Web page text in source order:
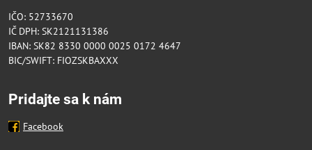
IČO: 52733670
IČ DPH: SK2121131386
IBAN: SK82 8330 0000 0025 0172 4647
BIC/SWIFT: FIOZSKBAXXX
Pridajte sa k nám
Facebook